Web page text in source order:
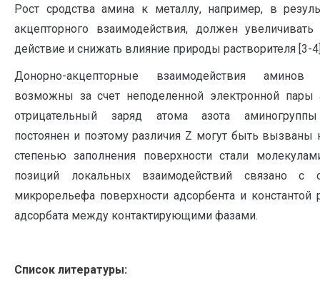
Рост сродства амина к металлу, например, в
акцепторного взаимодействия, должен
действие и снижать влияние природы растворителя [3-
Донорно-акцепторные взаимодействия
возможны за счет неподеленной электронной пары
отрицательный заряд атома азота аминогруппы
постоянен и поэтому различия Z могут быть вызваны
степенью заполнения поверхности стали
позиций локальных взаимодействий связано с
микрорельефа поверхности адсорбента и константой
адсорбата между контактирующими фазами.
Список литературы: